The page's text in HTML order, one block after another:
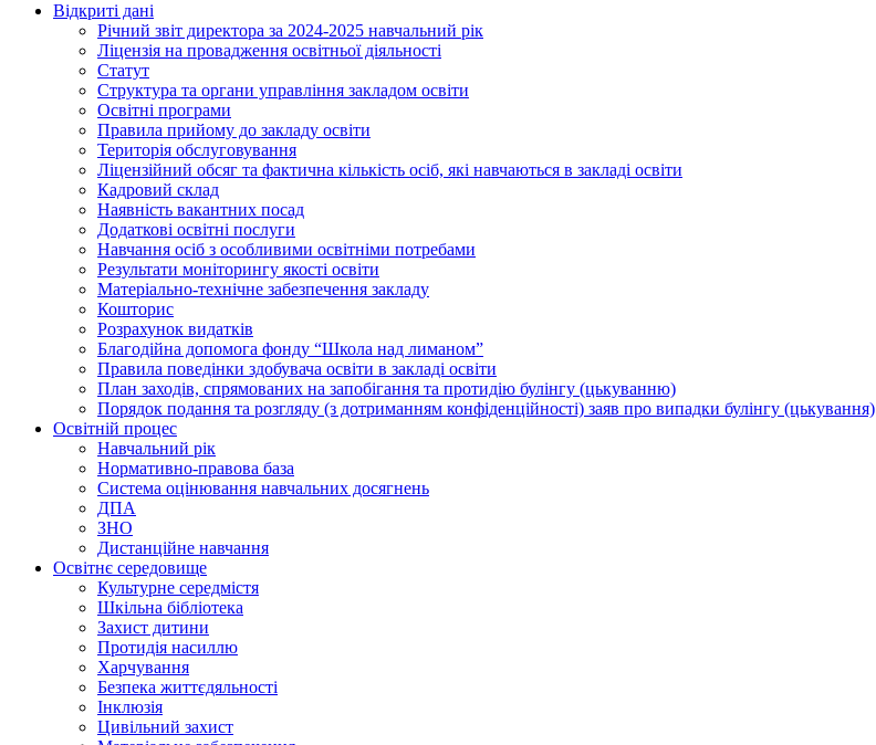
Відкриті дані
Річний звіт директора за 2024-2025 навчальний рік
Ліцензія на провадження освітньої діяльності
Статут
Структура та органи управління закладом освіти
Освiтнi програми
Правила прийому до закладу освіти
Територiя обслуговування
Ліцензійний обсяг та фактична кількість осіб, які навчаються в закладі освіти
Кадровий склад
Наявність вакантних посад
Додатковi освiтнi послуги
Навчання осіб з особливими освітніми потребами
Результати моніторингу якості освіти
Матеріально-технічне забезпечення закладу
Кошторис
Розрахунок видатків
Благодійна допомога фонду “Школа над лиманом”
Правила поведінки здобувача освіти в закладі освіти
План заходів, спрямованих на запобігання та протидію булінгу (цькуванню)
Порядок подання та розгляду (з дотриманням конфіденційності) заяв про випадки булінгу (цькування)
Освітній процес
Навчальний рік
Нормативно-правова база
Система оцінювання навчальних досягнень
ДПА
ЗНО
Дистанційне навчання
Освітнє середовище
Культурне середмістя
Шкільна бібліотека
Захист дитини
Протидія насиллю
Харчування
Безпека життєдяльності
Інклюзія
Цивільний захист